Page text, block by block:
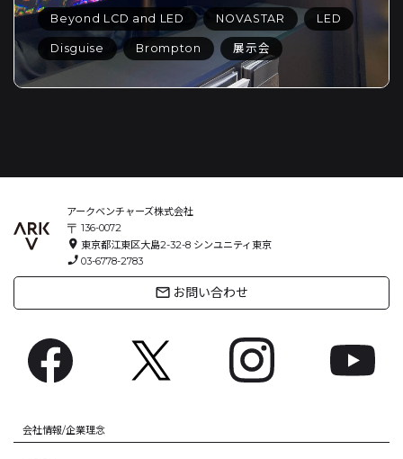
Beyond LCD and LED NOVASTAR LED
Disguise Brompton 展示会
アークベンチャーズ株式会社
〒 136-0072
location_on 東京都江東区大島2-32-8 シンユニティ東京
phone_enabled 03-6778-2783
mail_outline お問い合わせ
会社情報/企業理念